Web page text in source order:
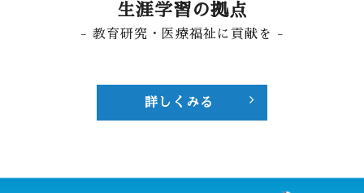
生涯学習の拠点
- 教育研究・医療福祉に貢献を -
詳しくみる